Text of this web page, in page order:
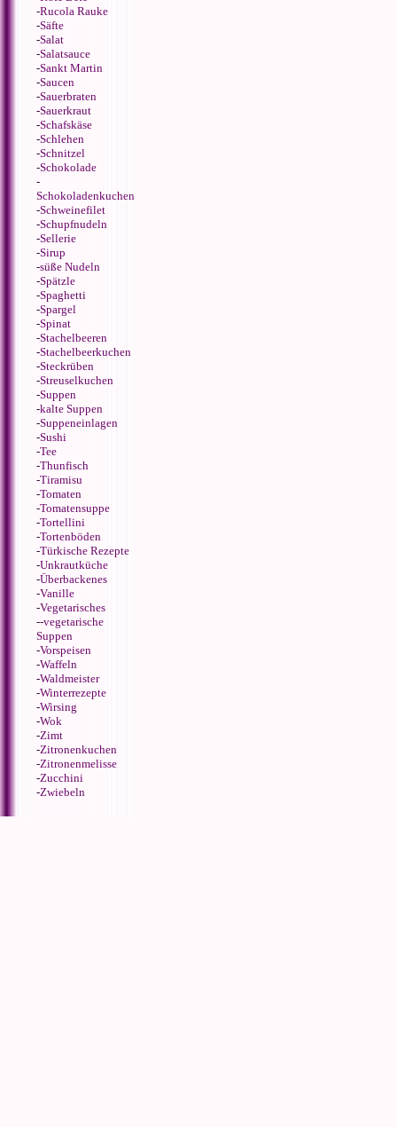
-Rucola Rauke
-Säfte
-Salat
-Salatsauce
-Sankt Martin
-Saucen
-Sauerbraten
-Sauerkraut
-Schafskäse
-Schlehen
-Schnitzel
-Schokolade
-
Schokoladenkuchen
-Schweinefilet
-Schupfnudeln
-Sellerie
-Sirup
-süße Nudeln
-Spätzle
-Spaghetti
-Spargel
-Spinat
-Stachelbeeren
-Stachelbeerkuchen
-Steckrüben
-Streuselkuchen
-Suppen
-kalte Suppen
-Suppeneinlagen
-Sushi
-Tee
-Thunfisch
-Tiramisu
-Tomaten
-Tomatensuppe
-Tortellini
-Tortenböden
-Türkische Rezepte
-Unkrautküche
-Überbackenes
-Vanille
-Vegetarisches
--vegetarische
Suppen
-Vorspeisen
-Waffeln
-Waldmeister
-Winterrezepte
-Wirsing
-Wok
-Zimt
-Zitronenkuchen
-Zitronenmelisse
-Zucchini
-Zwiebeln